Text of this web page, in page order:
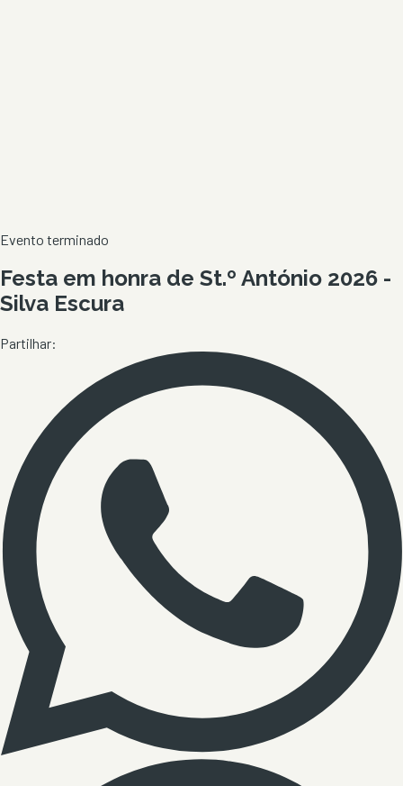
Evento terminado
Festa em honra de St.º António 2026 -
Silva Escura
Partilhar: